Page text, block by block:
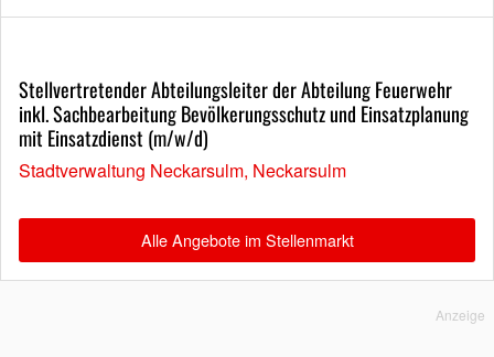
Stellvertretender Abteilungsleiter der Abteilung Feuerwehr
inkl. Sachbearbeitung Bevölkerungsschutz und Einsatzplanung
mit Einsatzdienst (m/w/d)
Stadtverwaltung Neckarsulm, Neckarsulm
Alle Angebote im Stellenmarkt
Anzeige